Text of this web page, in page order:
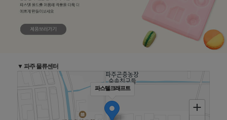
▼ 파주 물류센터
파스텔크래프트